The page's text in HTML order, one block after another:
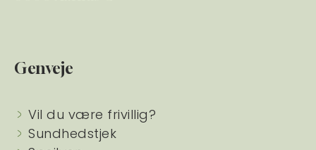
Genveje
Vil du være frivillig?
Sundhedstjek